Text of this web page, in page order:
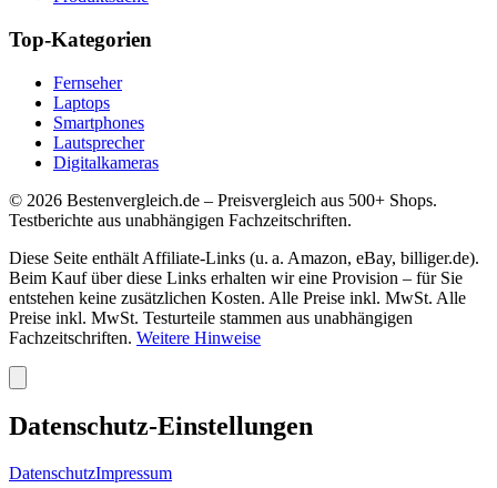
Top-Kategorien
Fernseher
Laptops
Smartphones
Lautsprecher
Digitalkameras
© 2026 Bestenvergleich.de – Preisvergleich aus 500+ Shops.
Testberichte aus unabhängigen Fachzeitschriften.
Diese Seite enthält Affiliate-Links (u. a. Amazon, eBay, billiger.de).
Beim Kauf über diese Links erhalten wir eine Provision – für Sie
entstehen keine zusätzlichen Kosten. Alle Preise inkl. MwSt. Alle
Preise inkl. MwSt. Testurteile stammen aus unabhängigen
Fachzeitschriften. Weitere Hinweise
Datenschutz-Einstellungen
DatenschutzImpressum